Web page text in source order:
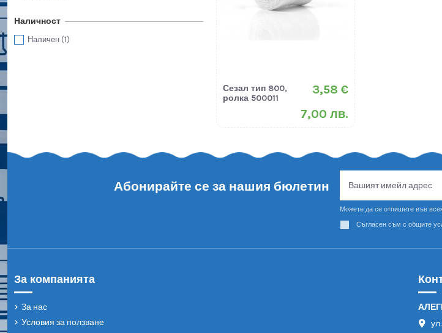
Сезал тип 800,
ролка 500011
3,58 €
7,00 лв.
Наличност
Наличен (1)
Абонирайте се за нашия бюлетин
Можете да се отпишете във
Съгласен съм с общите
За компанията
За нас
Условия за ползване